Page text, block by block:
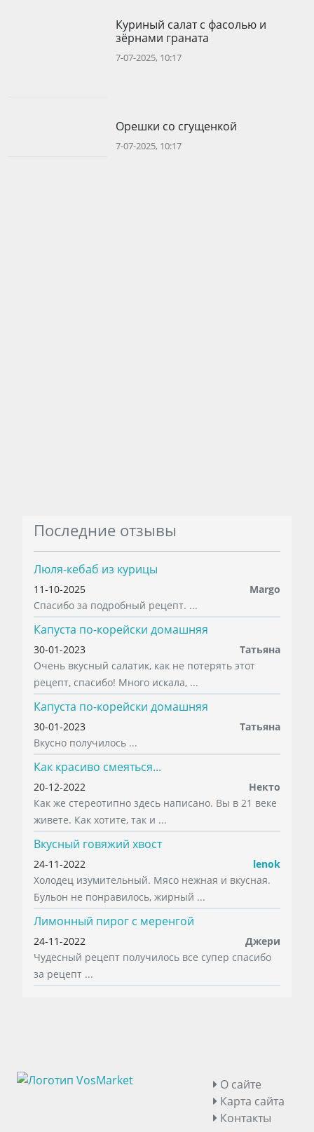
Куриный салат с фасолью и
зёрнами граната
7-07-2025, 10:17
Орешки со сгущенкой
7-07-2025, 10:17
Последние отзывы
Люля-кебаб из курицы
11-10-2025
Margo
Спасибо за подробный рецепт. ...
Капуста по-корейски домашняя
30-01-2023
Татьяна
Очень вкусный салатик, как не потерять этот
рецепт, спасибо! Много искала, ...
Капуста по-корейски домашняя
30-01-2023
Татьяна
Вкусно получилось ...
Как красиво смеяться...
20-12-2022
Некто
Как же стереотипно здесь написано. Вы в 21 веке
живете. Как хотите, так и ...
Вкусный говяжий хвост
24-11-2022
lenok
Холодец изумительный. Мясо нежная и вкусная.
Бульон не понравилось, жирный ...
Лимонный пирог с меренгой
24-11-2022
Джери
Чудесный рецепт получилось все супер спасибо
за рецепт ...
О сайте
Карта сайта
Контакты